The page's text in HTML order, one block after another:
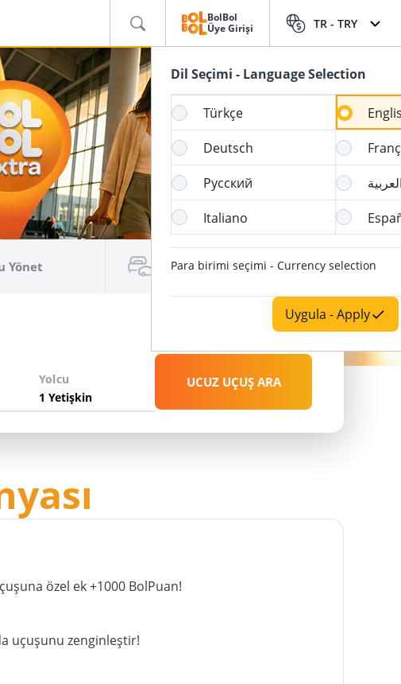
BolBol
Üye Girişi
TR - TRY
Dil Seçimi - Language Selection
Türkçe
Deutsch
Русский
Italiano
Para birimi seçimi - Currency selection
Uygula - Apply
HEMEN KEŞFET
Yönet Araç Kiralama / Konaklama
Yolcu UCUZ UÇUŞ ARA
özel ek +1000 BolPuan!
uçuşunu zenginleştir!